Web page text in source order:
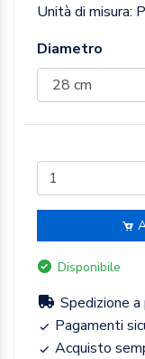
Unità di misura:
Diametro
Disponibile
Spedizione
Pagamenti
Acquisto